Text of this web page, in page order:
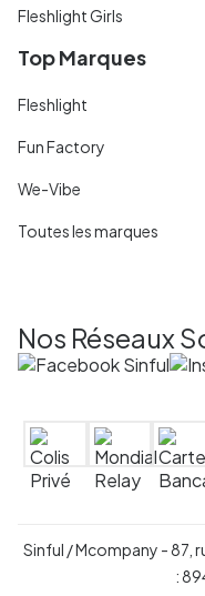
Fleshlight Girls
Top Marques
Fleshlight
Fun Factory
We-Vibe
Toutes les marques
Nos Réseaux
Sinful / Mcompany - 87,
: